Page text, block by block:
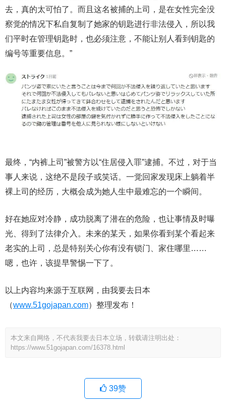
去，真的太可怕了。而且这名被捕的上司，是在女性完全没
察觉的情况下私自复制了她家的钥匙进行非法侵入，所以我
们平时在管理钥匙时，也必须注意，不能让别人看到钥匙的
编号等重要信息。”
最终，“内裤上司”被警方以“住居侵入罪”逮捕。不过，对于当
事人来说，这绝不是段子或笑话。一觉回家发现床上躺着半
裸上司的经历，大概会成为她人生中最难忘的一个瞬间。
好在她应对冷静，成功脱离了潜在的危险，也让事情及时曝
光、得到了法律介入。未来的某天，如果你看到某个看起来
老实的上司，总是特别关心你有没有锁门、家住哪里……
嗯，也许，该提早警惕一下了。
以上内容均来源于互联网，由我要去日本
（www.51gojapan.com）整理发布！
本文来自网络，不代表我要去日本立场，转载请注明出处：
https://www.51gojapan.com/16378.html
39赞